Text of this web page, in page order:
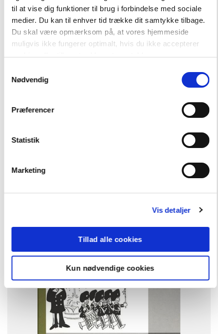
til at vise dig funktioner til brug i forbindelse med sociale
medier. Du kan til enhver tid trække dit samtykke tilbage.
Du skal være opmærksom på, at vores hjemmeside
muligvis ikke fungerer optimalt, hvis du ikke accepterer
cookies eller tilbagetrækker et samtykke.
Nødvendig
Præferencer
Statistik
Marketing
Vis detaljer
Tillad alle cookies
Kun nødvendige cookies
Hent flere
Dansk